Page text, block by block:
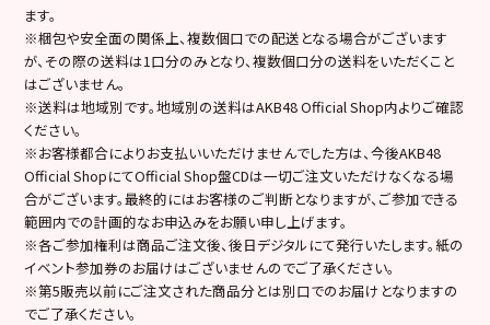
ます。
※梱包や安全面の関係上、複数個口での配送となる場合がございます
が、その際の送料は1口分のみとなり、複数個口分の送料をいただくこと
はございません。
※送料は地域別です。地域別の送料はAKB48 Official Shop内よりご確認
ください。
※お客様都合によりお支払いいただけませんでした方は、今後AKB48
Official ShopにてOfficial Shop盤CDは一切ご注文いただけなくなる場
合がございます。最終的にはお客様のご判断となりますが、ご参加できる
範囲内での計画的なお申込みをお願い申し上げます。
※各ご参加権利は商品ご注文後、後日デジタルにて発行いたします。紙の
イベント参加券のお届けはございませんのでご了承ください。
※第5販売以前にご注文された商品分とは別口でのお届けとなりますの
でご了承ください。